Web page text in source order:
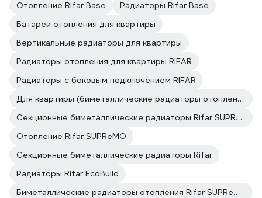
Отопление Rifar Base
Радиаторы Rifar Base
Батареи отопления для квартиры
Вертикальные радиаторы для квартиры
Радиаторы отопления для квартиры RIFAR
Радиаторы с боковым подключением RIFAR
Для квартиры (биметаллические радиаторы отопления)
Секционные биметаллические радиаторы Rifar SUPReMO
Отопление Rifar SUPReMO
Секционные биметаллические радиаторы Rifar
Радиаторы Rifar EcoBuild
Биметаллические радиаторы отопления Rifar SUPReMO